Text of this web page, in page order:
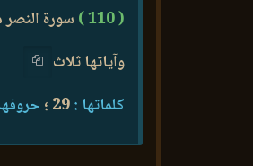
( 110 )
سورة النصر
وآياتها ثلاث
كلماتها :